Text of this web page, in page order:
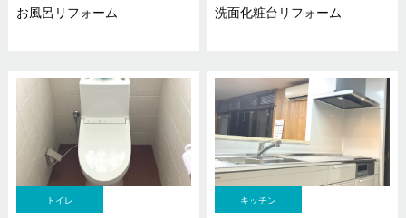
お風呂リフォーム 洗面化粧台リフォーム
トイレ キッチン